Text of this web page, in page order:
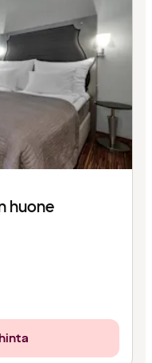
huone